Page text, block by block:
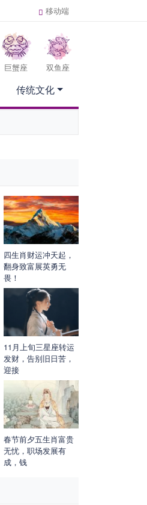
移动端
巨蟹座 双鱼座
传统文化
四生肖财运冲天起，
翻身致富展英勇无
畏！
11月上旬三星座转运
发财，告别旧日苦，
迎接
春节前夕五生肖富贵
无忧，职场发展有
成，钱